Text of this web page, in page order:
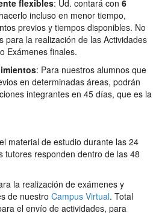
flexibles: Ud. contará con 6
incluso en menor tiempo,
previos y tiempos disponibles. No
para la realización de las Actividades
Exámenes finales.
: Para nuestros alumnos que
en determinadas áreas, podrán
integrantes en 45 días, que es la
material de estudio durante las 24
tutores responden dentro de las 48
la realización de exámenes y
de nuestro Campus Virtual. Total
el envío de actividades, para